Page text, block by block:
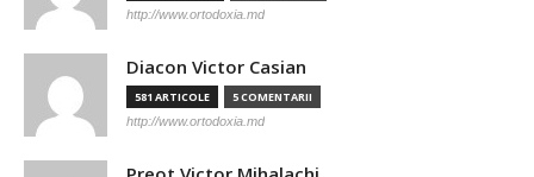
http://www.ortodoxia.md
Diacon Victor Casian
581 ARTICOLE 5 COMENTARII
http://www.ortodoxia.md